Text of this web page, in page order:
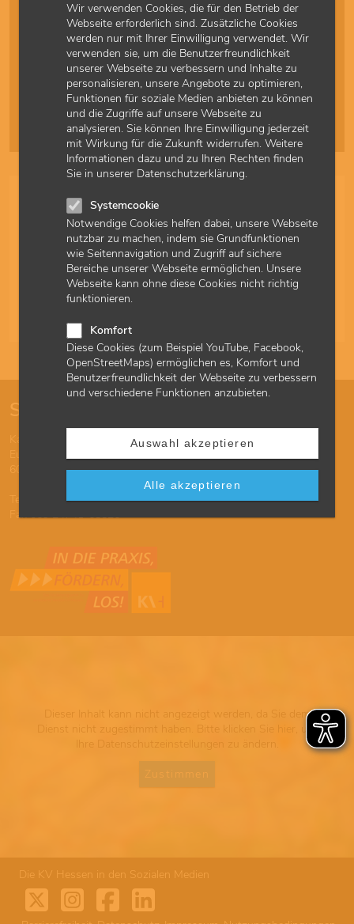
Wir verwenden Cookies, die für den Betrieb der
Webseite erforderlich sind. Zusätzliche Cookies
werden nur mit Ihrer Einwilligung verwendet. Wir
verwenden sie, um die Benutzerfreundlichkeit
unserer Webseite zu verbessern und Inhalte zu
personalisieren, unsere Angebote zu optimieren,
Funktionen für soziale Medien anbieten zu können
und die Zugriffe auf unsere Webseite zu
analysieren. Sie können Ihre Einwilligung jederzeit
mit Wirkung für die Zukunft widerrufen. Weitere
Informationen dazu und zu Ihren Rechten finden
Sie in unserer Datenschutzerklärung.
Systemcookie
Notwendige Cookies helfen dabei, unsere Webseite
nutzbar zu machen, indem sie Grundfunktionen
wie Seitennavigation und Zugriff auf sichere
Bereiche unserer Webseite ermöglichen. Unsere
Webseite kann ohne diese Cookies nicht richtig
funktionieren.
Komfort
Diese Cookies (zum Beispiel YouTube, Facebook,
OpenStreetMaps) ermöglichen es, Komfort und
Benutzerfreundlichkeit der Webseite zu verbessern
und verschiedene Funktionen anzubieten.
Auswahl akzeptieren
Alle akzeptieren
Ergebnisse pro Seite
Schnellzugriff
B C D E F G H I J K L
P Q R S T U V W X Y Z
Strukturzuschläge bei Psychotherapie höher bewertet
Rückwirkend zum 1. Januar 2026 wurden die
Strukturzuschläge für psychotherapeutische
Einzeltherapien, Gruppentherapien und
Sprechstunden/Akutbehandlungen wegen steigender
Personalkosten erhöht.
Kassenärztliche Vereinigung Hessen
60486 Frankfurt am Main
Tel 069 24741-7777
Fax 069 24741-68826
Dieser Inhalt kann nicht angezeigt werden, da Sie dem
Dienst nicht zugestimmt haben. Bitte klicken Sie hier, um
Ihre Datenschutzeinstellungen zu ändern.
Zustimmen
Die KV Hessen in den Sozialen Medien